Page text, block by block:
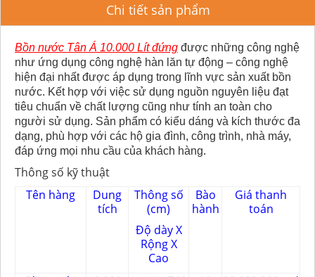
Chi tiết sản phẩm
Bồn nước Tân Á 10.000 Lít đứng được những công nghệ
như ứng dụng công nghệ hàn lăn tự động – công nghệ
hiện đại nhất được áp dụng trong lĩnh vực sản xuất bồn
nước. Kết hợp với việc sử dụng nguồn nguyên liệu đạt
tiêu chuẩn về chất lượng cũng như tính an toàn cho
người sử dụng. Sản phẩm có kiểu dáng và kích thước đa
dạng, phù hợp với các hộ gia đình, công trình, nhà máy,
đáp ứng mọi nhu cầu của khách hàng.
Thông số kỹ thuật
Tên hàng
Dung
tích
Thông số
(cm)
Độ dày X
Rộng X
Cao
Bào
hành
Giá thanh
toán